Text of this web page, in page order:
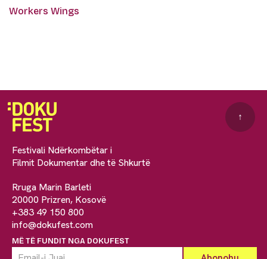
Workers Wings
Festivali Ndërkombëtar i
Filmit Dokumentar dhe të Shkurtë
Rruga Marin Barleti
20000 Prizren, Kosovë
+383 49 150 800
info@dokufest.com
MË TË FUNDIT NGA DOKUFEST
↑